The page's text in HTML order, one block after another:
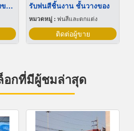
ขายส่งฟิล์มยืดพันพาเลทขนาดพันด้วยมือ Hand wrap รับพ่นสีชิ้นงาน ชั้นวางของ
หมวดหมู่ : พ่นสีและตกแต่ง
ติดต่อผู้ขาย
อกที่มีผู้ชมล่าสุด